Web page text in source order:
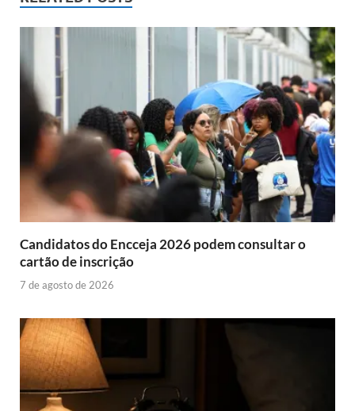
Candidatos do Encceja 2026 podem consultar o
cartão de inscrição
7 de agosto de 2026